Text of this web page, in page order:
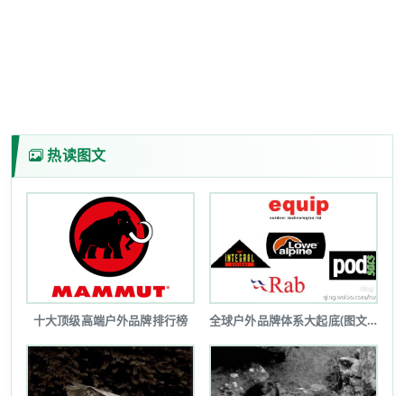
热读图文
十大顶级高端户外品牌排行榜 全球户外品牌体系大起底(图文详解)